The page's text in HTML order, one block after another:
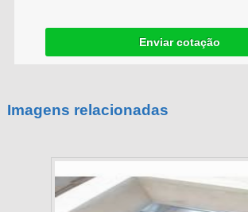
Enviar cotação
Imagens relacionadas